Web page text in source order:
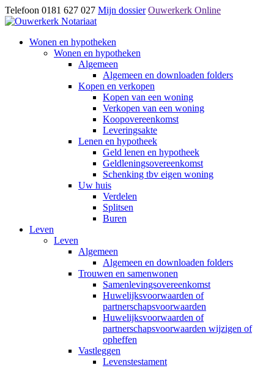
Telefoon 0181 627 027 Mijn dossier Ouwerkerk Online
Wonen en hypotheken
Wonen en hypotheken
Algemeen
Algemeen en downloaden folders
Kopen en verkopen
Kopen van een woning
Verkopen van een woning
Koopovereenkomst
Leveringsakte
Lenen en hypotheek
Geld lenen en hypotheek
Geldleningsovereenkomst
Schenking tbv eigen woning
Uw huis
Verdelen
Splitsen
Buren
Leven
Leven
Algemeen
Algemeen en downloaden folders
Trouwen en samenwonen
Samenlevingsovereenkomst
Huwelijksvoorwaarden of
partnerschapsvoorwaarden
Huwelijksvoorwaarden of
partnerschapsvoorwaarden wijzigen of
opheffen
Vastleggen
Levenstestament